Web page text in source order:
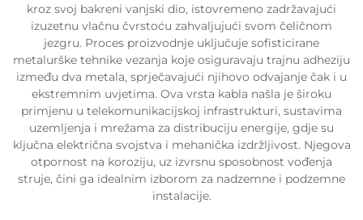
kroz svoj bakreni vanjski dio, istovremeno zadržavajući
izuzetnu vlačnu čvrstoću zahvaljujući svom čeličnom
jezgru. Proces proizvodnje uključuje sofisticirane
metalurške tehnike vezanja koje osiguravaju trajnu adheziju
između dva metala, sprječavajući njihovo odvajanje čak i u
ekstremnim uvjetima. Ova vrsta kabla našla je široku
primjenu u telekomunikacijskoj infrastrukturi, sustavima
uzemljenja i mrežama za distribuciju energije, gdje su
ključna električna svojstva i mehanička izdržljivost. Njegova
otpornost na koroziju, uz izvrsnu sposobnost vođenja
struje, čini ga idealnim izborom za nadzemne i podzemne
instalacije.